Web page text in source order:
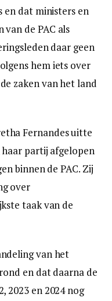
en dat ministers en
de PAC als
daar geen
hem iets over
zaken van het land
Fernandes uitte
partij afgelopen
binnen de PAC. Zij
over
taak van de
van het
en dat daarna de
2023 en 2024 nog